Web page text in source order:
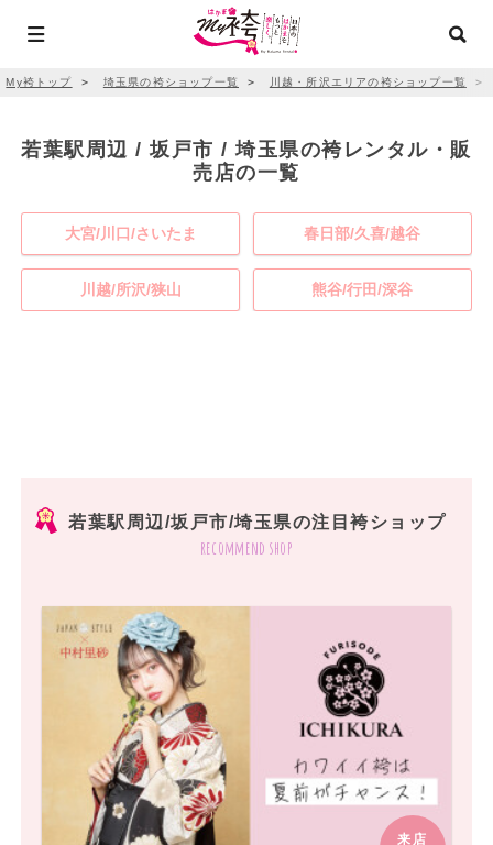
My袴トップ ＞ 埼玉県の袴ショップ一覧 ＞ 川越・所沢エリアの袴ショップ一覧 ＞
若葉駅周辺 / 坂戸市 / 埼玉県の袴レンタル・販
売店の一覧
大宮/川口/さいたま 春日部/久喜/越谷
川越/所沢/狭山 熊谷/行田/深谷
若葉駅周辺/坂戸市/埼玉県の注目袴ショップ
recommend shop
来店